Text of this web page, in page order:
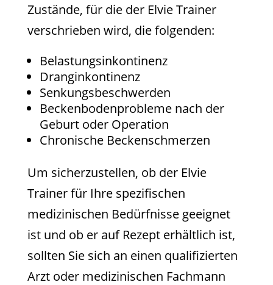
Zustände, für die der Elvie Trainer
verschrieben wird, die folgenden:
Belastungsinkontinenz
Dranginkontinenz
Senkungsbeschwerden
Beckenbodenprobleme nach der
Geburt oder Operation
Chronische Beckenschmerzen
Um sicherzustellen, ob der Elvie
Trainer für Ihre spezifischen
medizinischen Bedürfnisse geeignet
ist und ob er auf Rezept erhältlich ist,
sollten Sie sich an einen qualifizierten
Arzt oder medizinischen Fachmann